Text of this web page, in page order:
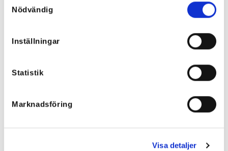
Nödvändig
Inställningar
Statistik
Marknadsföring
Visa detaljer
Endast inloggade kunder som har köpt